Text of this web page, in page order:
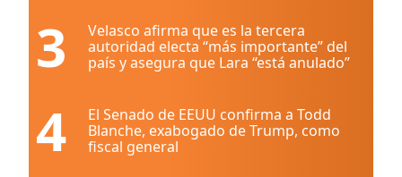
3
Velasco afirma que es la tercera
autoridad electa “más importante” del
país y asegura que Lara “está anulado”
4
El Senado de EEUU confirma a Todd
Blanche, exabogado de Trump, como
fiscal general